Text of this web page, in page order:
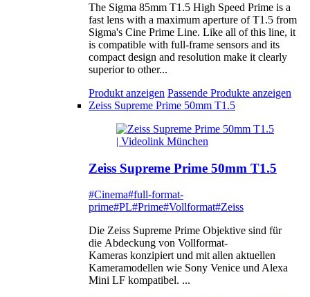
The Sigma 85mm T1.5 High Speed Prime is a
fast lens with a maximum aperture of T1.5 from
Sigma's Cine Prime Line. Like all of this line, it
is compatible with full-frame sensors and its
compact design and resolution make it clearly
superior to other...
Produkt anzeigen Passende Produkte anzeigen
Zeiss Supreme Prime 50mm T1.5
Zeiss Supreme Prime 50mm T1.5
#Cinema#full-format-
prime#PL#Prime#Vollformat#Zeiss
Die Zeiss Supreme Prime Objektive sind für
die Abdeckung von Vollformat-
Kameras konzipiert und mit allen aktuellen
Kameramodellen wie Sony Venice und Alexa
Mini LF kompatibel. ...